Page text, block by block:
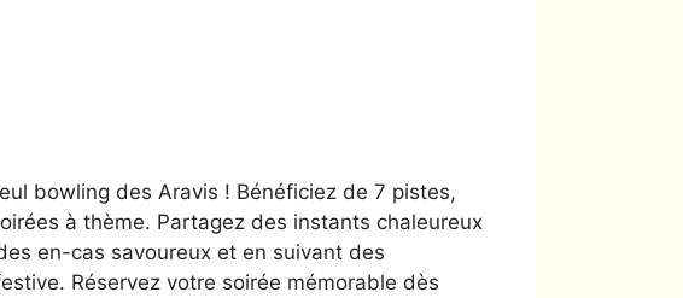
bowling des Aravis ! Bénéficiez de 7 pistes,
à thème. Partagez des instants chaleureux
en-cas savoureux et en suivant des
Réservez votre soirée mémorable dès